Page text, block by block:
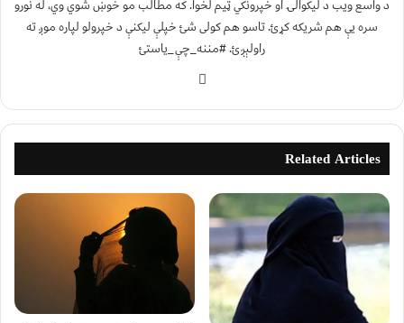
د واسع ویب د لیکوالۍ او خپرونکي ټیم لخوا. که مطالب مو خوښ شوي وي، له نورو
سره یې هم شریکه کړئ. تاسو هم کولی شئ خپلې لیکنې د خپرولو لپاره موږ ته
راولېږئ. #مننه_چې_یاستئ
Related Articles